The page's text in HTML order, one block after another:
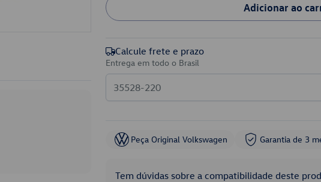
Adicionar ao
Calcule frete e prazo
Entrega em todo o Brasil
Peça Original Volkswagen Garantia de 3
Tem dúvidas sobre a compatibilidade deste